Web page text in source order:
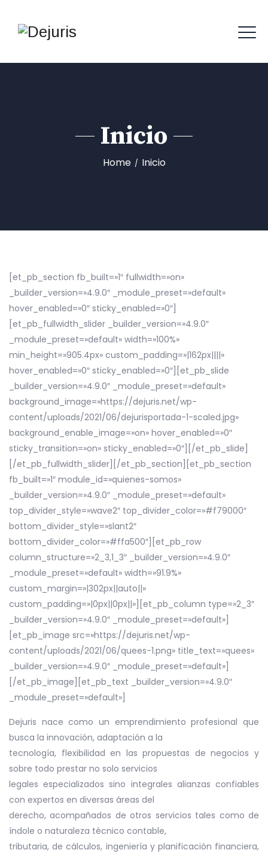
Inicio
Home/ Inicio
[et_pb_section fb_built=»1″ fullwidth=»on»
_builder_version=»4.9.0″ _module_preset=»default»
hover_enabled=»0″ sticky_enabled=»0″]
[et_pb_fullwidth_slider _builder_version=»4.9.0″
_module_preset=»default» width=»100%»
min_height=»905.4px» custom_padding=»|162px||||»
hover_enabled=»0″ sticky_enabled=»0″][et_pb_slide
_builder_version=»4.9.0″ _module_preset=»default»
background_image=»https://dejuris.net/wp-
content/uploads/2021/06/dejurisportada-1-scaled.jpg»
background_enable_image=»on» hover_enabled=»0″
sticky_transition=»on» sticky_enabled=»0″][/et_pb_slide]
[/et_pb_fullwidth_slider][/et_pb_section][et_pb_section
fb_built=»1″ module_id=»quienes-somos»
_builder_version=»4.9.0″ _module_preset=»default»
top_divider_style=»wave2″ top_divider_color=»#f79000″
bottom_divider_style=»slant2″
bottom_divider_color=»#ffa500″][et_pb_row
column_structure=»2_3,1_3″ _builder_version=»4.9.0″
_module_preset=»default» width=»91.9%»
custom_margin=»|302px||auto||»
custom_padding=»|0px||0px||»][et_pb_column type=»2_3″
_builder_version=»4.9.0″ _module_preset=»default»]
[et_pb_image src=»https://dejuris.net/wp-
content/uploads/2021/06/quees-1.png» title_text=»quees»
_builder_version=»4.9.0″ _module_preset=»default»]
[/et_pb_image][et_pb_text _builder_version=»4.9.0″
_module_preset=»default»]
Dejuris nace como un emprendimiento profesional que
busca la innovación, adaptación a la
tecnología, flexibilidad en las propuestas de negocios y
sobre todo prestar no solo servicios
legales especializados sino integrales alianzas confiables
con expertos en diversas áreas del
derecho, acompañados de otros servicios tales como de
índole o naturaleza técnico contable,
tributaria, de cálculos, ingeniería y planificación financiera,